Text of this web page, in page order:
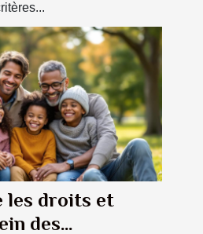
les droits et
des